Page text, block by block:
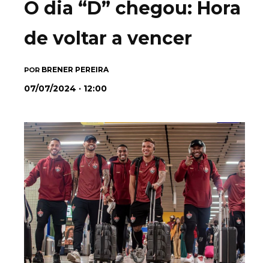
O dia “D” chegou: Hora
de voltar a vencer
POR BRENER PEREIRA
07/07/2024 · 12:00